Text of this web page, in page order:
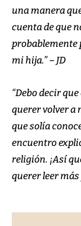
una manera
cuenta de que
probablemente
mi hija.” – JD
“Debo decir
querer volver a
que solía
encuentro
religión. ¡Así
querer leer más